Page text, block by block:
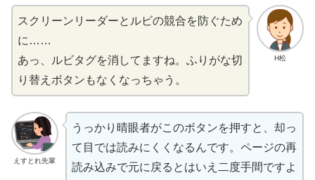
H松
スクリーンリーダーとルビの競合を防ぐため
に……
あっ、ルビタグを消 してますね。ふりがな切
り 替えボタンもなくなっちゃう。
えすとれ先輩
うっかり 晴眼者がこのボタンを押すと、 却っ
て 目 では読みにくくなるんです。ページの再
読み込みで元に戻るとはいえ 二度手間ですよ